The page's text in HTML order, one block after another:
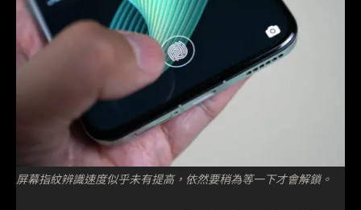
屏幕指紋辨識速度似乎未有提高，依然要稍為等一下才會解鎖。